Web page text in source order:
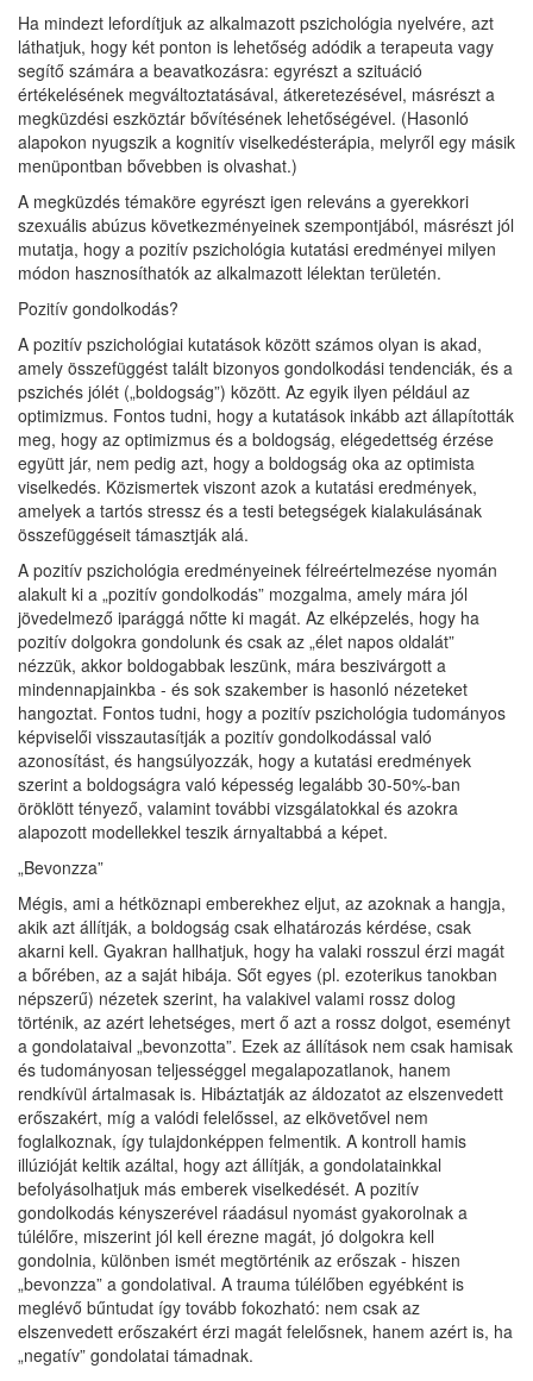
Ha mindezt lefordítjuk az alkalmazott pszichológia nyelvére, azt
láthatjuk, hogy két ponton is lehetőség adódik a terapeuta vagy
segítő számára a beavatkozásra: egyrészt a szituáció
értékelésének megváltoztatásával, átkeretezésével, másrészt a
megküzdési eszköztár bővítésének lehetőségével. (Hasonló
alapokon nyugszik a kognitív viselkedésterápia, melyről egy másik
menüpontban bővebben is olvashat.)
A megküzdés témaköre egyrészt igen releváns a gyerekkori
szexuális abúzus következményeinek szempontjából, másrészt jól
mutatja, hogy a pozitív pszichológia kutatási eredményei milyen
módon hasznosíthatók az alkalmazott lélektan területén.
Pozitív gondolkodás?
A pozitív pszichológiai kutatások között számos olyan is akad,
amely összefüggést talált bizonyos gondolkodási tendenciák, és a
pszichés jólét („boldogság”) között. Az egyik ilyen például az
optimizmus. Fontos tudni, hogy a kutatások inkább azt állapították
meg, hogy az optimizmus és a boldogság, elégedettség érzése
együtt jár, nem pedig azt, hogy a boldogság oka az optimista
viselkedés. Közismertek viszont azok a kutatási eredmények,
amelyek a tartós stressz és a testi betegségek kialakulásának
összefüggéseit támasztják alá.
A pozitív pszichológia eredményeinek félreértelmezése nyomán
alakult ki a „pozitív gondolkodás” mozgalma, amely mára jól
jövedelmező iparággá nőtte ki magát. Az elképzelés, hogy ha
pozitív dolgokra gondolunk és csak az „élet napos oldalát”
nézzük, akkor boldogabbak leszünk, mára beszivárgott a
mindennapjainkba - és sok szakember is hasonló nézeteket
hangoztat. Fontos tudni, hogy a pozitív pszichológia tudományos
képviselői visszautasítják a pozitív gondolkodással való
azonosítást, és hangsúlyozzák, hogy a kutatási eredmények
szerint a boldogságra való képesség legalább 30-50%-ban
öröklött tényező, valamint további vizsgálatokkal és azokra
alapozott modellekkel teszik árnyaltabbá a képet.
„Bevonzza”
Mégis, ami a hétköznapi emberekhez eljut, az azoknak a hangja,
akik azt állítják, a boldogság csak elhatározás kérdése, csak
akarni kell. Gyakran hallhatjuk, hogy ha valaki rosszul érzi magát
a bőrében, az a saját hibája. Sőt egyes (pl. ezoterikus tanokban
népszerű) nézetek szerint, ha valakivel valami rossz dolog
történik, az azért lehetséges, mert ő azt a rossz dolgot, eseményt
a gondolataival „bevonzotta”. Ezek az állítások nem csak hamisak
és tudományosan teljességgel megalapozatlanok, hanem
rendkívül ártalmasak is. Hibáztatják az áldozatot az elszenvedett
erőszakért, míg a valódi felelőssel, az elkövetővel nem
foglalkoznak, így tulajdonképpen felmentik. A kontroll hamis
illúzióját keltik azáltal, hogy azt állítják, a gondolatainkkal
befolyásolhatjuk más emberek viselkedését. A pozitív
gondolkodás kényszerével ráadásul nyomást gyakorolnak a
túlélőre, miszerint jól kell érezne magát, jó dolgokra kell
gondolnia, különben ismét megtörténik az erőszak - hiszen
„bevonzza” a gondolatival. A trauma túlélőben egyébként is
meglévő bűntudat így tovább fokozható: nem csak az
elszenvedett erőszakért érzi magát felelősnek, hanem azért is, ha
„negatív” gondolatai támadnak.